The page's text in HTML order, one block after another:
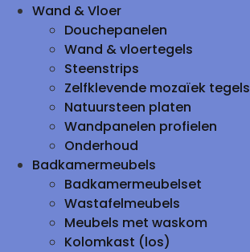
Wand & Vloer
Douchepanelen
Wand & vloertegels
Steenstrips
Zelfklevende mozaïek tegels
Natuursteen platen
Wandpanelen profielen
Onderhoud
Badkamermeubels
Badkamermeubelset
Wastafelmeubels
Meubels met waskom
Kolomkast (los)